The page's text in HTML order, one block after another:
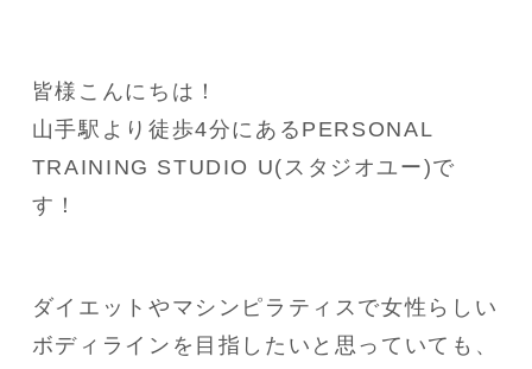
皆様こんにちは！
山手駅より徒歩4分にあるPERSONAL
TRAINING STUDIO U(スタジオユー)で
す！
ダイエットやマシンピラティスで女性らしい
ボディラインを目指したいと思っていても、